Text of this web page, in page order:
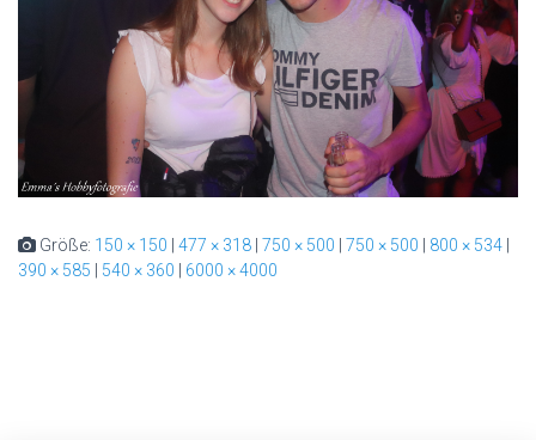
Größe: 150 × 150 477 × 318 750 × 500 750 × 500 800 × 534
390 × 585
540 × 360 6000 × 4000